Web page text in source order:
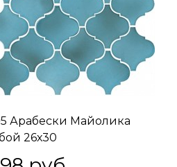
Арабески Майолика
26х30